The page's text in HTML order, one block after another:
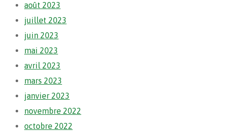
août 2023
juillet 2023
juin 2023
mai 2023
avril 2023
mars 2023
janvier 2023
novembre 2022
octobre 2022